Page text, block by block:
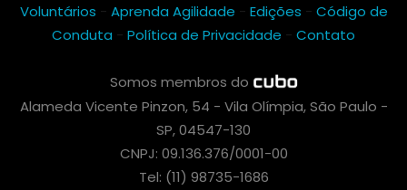
Voluntários - Aprenda Agilidade - Edições - Código de
Conduta - Política de Privacidade - Contato
Somos membros do
Alameda Vicente Pinzon, 54 - Vila Olímpia, São Paulo -
SP, 04547-130
CNPJ: 09.136.376/0001-00
Tel: (11) 98735-1686